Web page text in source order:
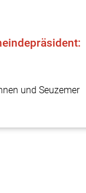
und Seuzemer